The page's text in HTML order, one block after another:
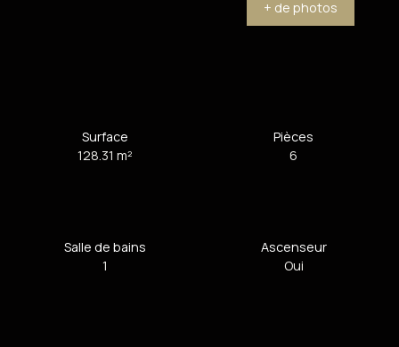
+ de photos
Surface
128.31m²
Pièces
6
Salle de bains
1
Ascenseur
Oui